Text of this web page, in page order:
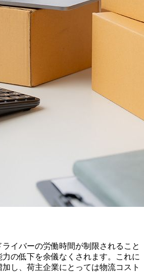
ライバーの労働時間が制限されること
の低下を余儀なくされます。これに
し、荷主企業にとっては物流コスト